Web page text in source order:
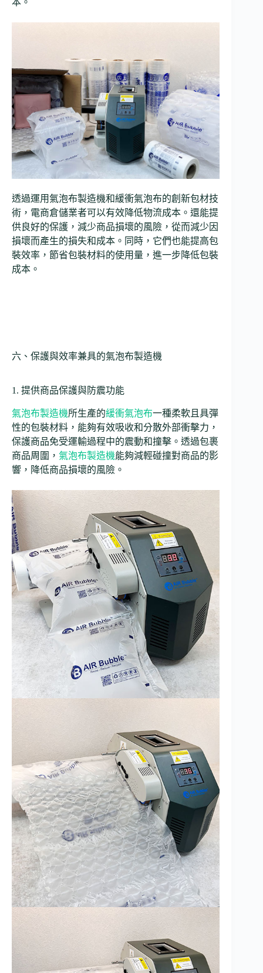
透過運用氣泡布製造機和緩衝氣泡布的創新包材技
術，電商倉儲業者可以有效降低物流成本。還能提
供良好的保護，減少商品損壞的風險，從而減少因
損壞而產生的損失和成本。同時，它們也能提高包
裝效率，節省包裝材料的使用量，進一步降低包裝
成本。
六、保護與效率兼具的氣泡布製造機
1. 提供商品保護與防震功能
氣泡布製造機所生產的緩衝氣泡布一種柔軟且具彈
性的包裝材料，能夠有效吸收和分散外部衝擊力，
保護商品免受運輸過程中的震動和撞擊。透過包裹
商品周圍， 氣泡布製造機能夠減輕碰撞對商品的影
響，降低商品損壞的風險。